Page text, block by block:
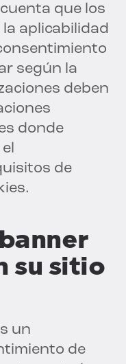
que los
aplicabilidad
según la
deben
donde
de
su sitio
un
de